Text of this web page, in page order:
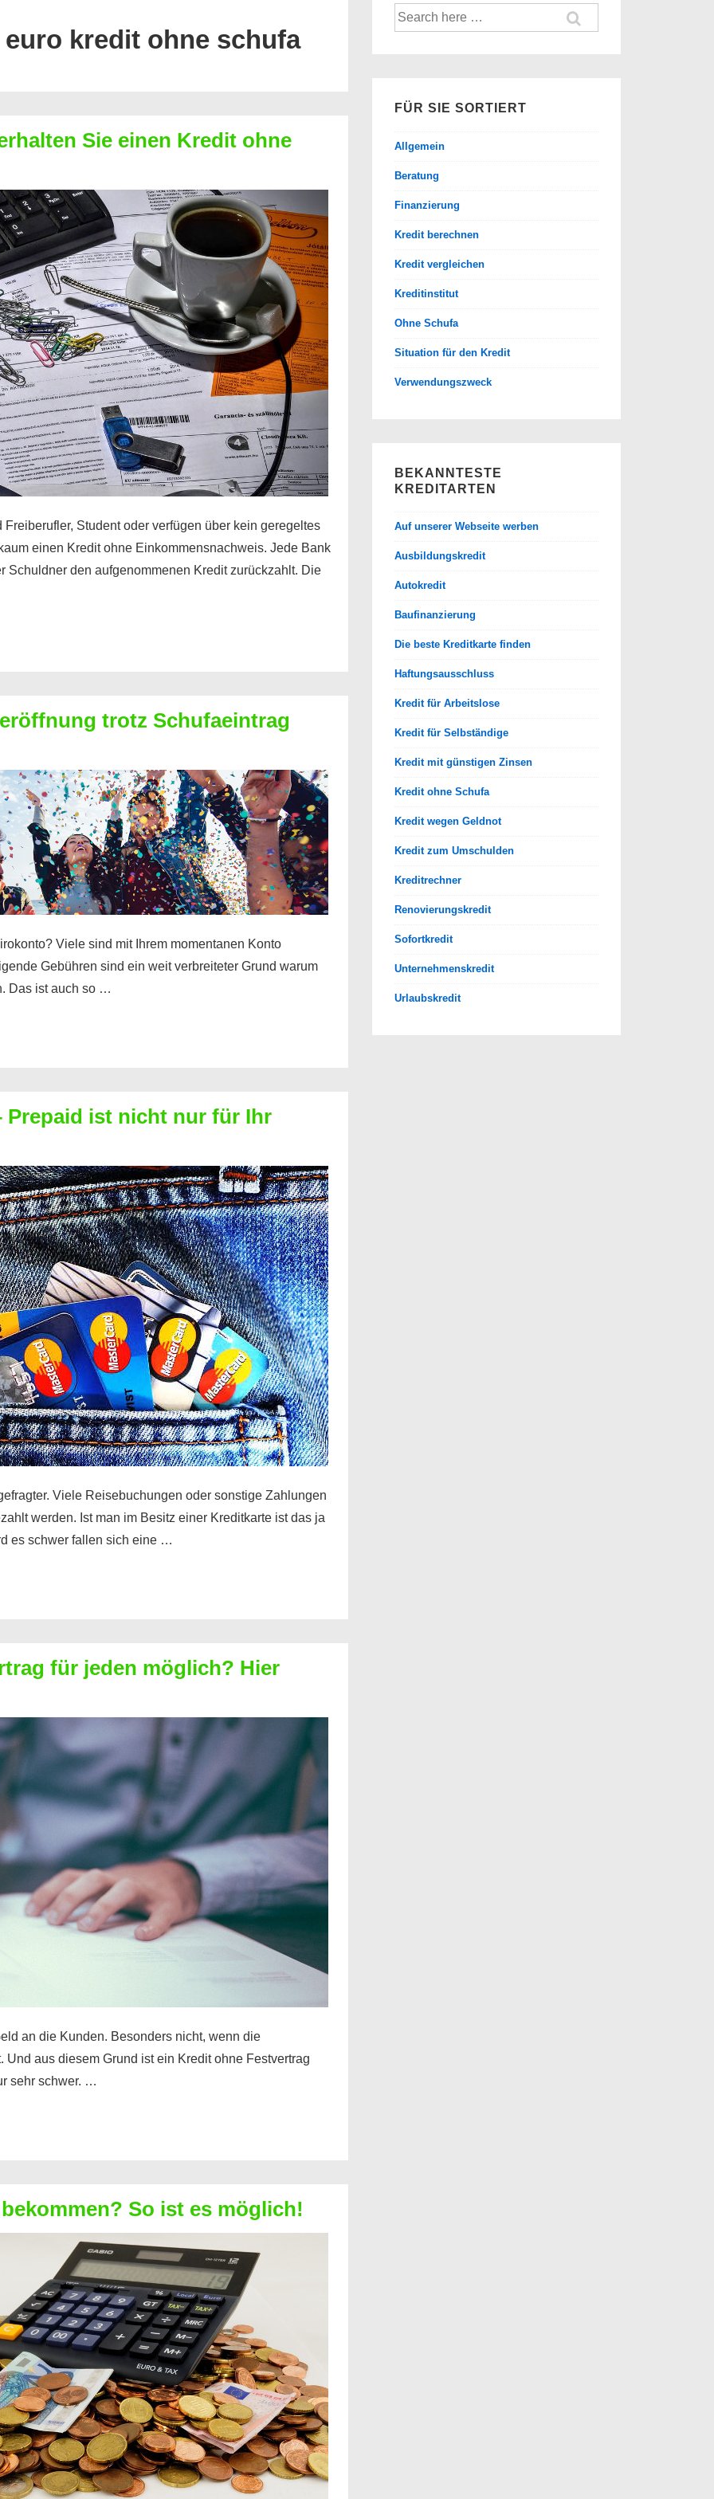
euro kredit ohne schufa
Sie einen Kredit ohne
Student oder verfügen über kein geregeltes
einen Kredit ohne Einkommensnachweis. Jede Bank
Schuldner den aufgenommenen Kredit zurückzahlt. Die
trotz Schufaeintrag
Viele sind mit Ihrem momentanen Konto
Gebühren sind ein weit verbreiteter Grund warum
Das ist auch so …
Prepaid ist nicht nur für Ihr
Viele Reisebuchungen oder sonstige Zahlungen
werden. Ist man im Besitz einer Kreditkarte ist das ja
es schwer fallen sich eine …
für jeden möglich? Hier
an die Kunden. Besonders nicht, wenn die
aus diesem Grund ist ein Kredit ohne Festvertrag
sehr schwer. …
So ist es möglich!
Suche
nach:
FÜR SIE SORTIERT
Allgemein
Beratung
Finanzierung
Kredit berechnen
Kredit vergleichen
Kreditinstitut
Ohne Schufa
Situation für den Kredit
Verwendungszweck
BEKANNTESTE
KREDITARTEN
Auf unserer Webseite werben
Ausbildungskredit
Autokredit
Baufinanzierung
Die beste Kreditkarte finden
Haftungsausschluss
Kredit für Arbeitslose
Kredit für Selbständige
Kredit mit günstigen Zinsen
Kredit ohne Schufa
Kredit wegen Geldnot
Kredit zum Umschulden
Kreditrechner
Renovierungskredit
Sofortkredit
Unternehmenskredit
Urlaubskredit